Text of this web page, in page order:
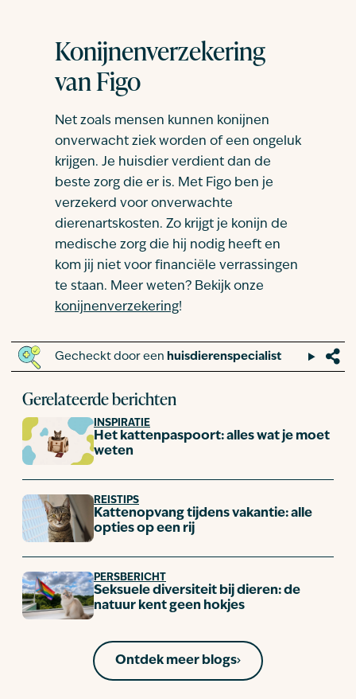
Konijnenverzekering
van Figo
Net zoals mensen kunnen konijnen
onverwacht ziek worden of een ongeluk
krijgen. Je huisdier verdient dan de
beste zorg die er is. Met Figo ben je
verzekerd voor onverwachte
dierenartskosten. Zo krijgt je konijn de
medische zorg die hij nodig heeft en
kom jij niet voor financiële verrassingen
te staan. Meer weten? Bekijk onze
konijnenverzekering!
Gecheckt door een huisdierenspecialist
Gerelateerde berichten
INSPIRATIE
Het kattenpaspoort: alles wat je moet
weten
REISTIPS
Kattenopvang tijdens vakantie: alle
opties op een rij
PERSBERICHT
Seksuele diversiteit bij dieren: de
natuur kent geen hokjes
Ontdek meer blogs